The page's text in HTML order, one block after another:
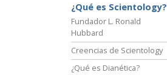
¿Qué es Scientology?
Fundador L. Ronald
Hubbard
Creencias de Scientology
¿Qué es Dianética?